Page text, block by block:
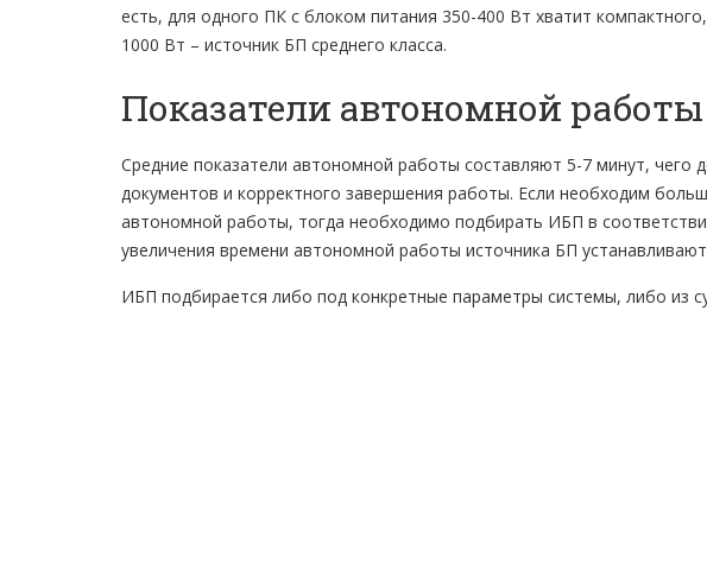
есть, для одного ПК с блоком питания 350-400 Вт хватит
1000 Вт – источник БП среднего класса.
Показатели автономной работы
Средние показатели автономной работы составляют 5-7 минут, чего
документов и корректного завершения работы. Если необходим
автономной работы, тогда необходимо подбирать ИБП в
увеличения времени автономной работы источника БП
ИБП подбирается либо под конкретные параметры системы, либо из